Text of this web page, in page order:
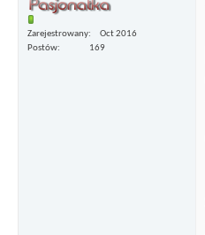
Zarejestrowany
Oct 2016
Postów
169